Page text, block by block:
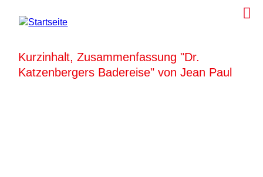
Kurzinhalt, Zusammenfassung "Dr.
Katzenbergers Badereise" von Jean Paul